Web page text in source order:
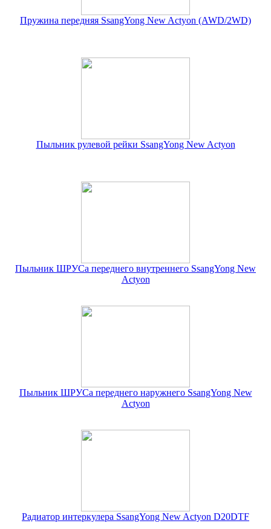
Пружина передняя SsangYong New Actyon (AWD/2WD)
Пыльник рулевой рейки SsangYong New Actyon
Пыльник ШРУСа переднего внутреннего SsangYong New
Actyon
Пыльник ШРУСа переднего наружнего SsangYong New
Actyon
Радиатор интеркулера SsangYong New Actyon D20DTF